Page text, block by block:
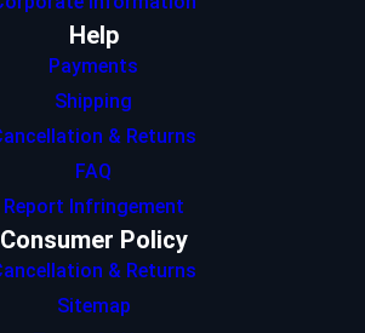
Help
Payments
Shipping
& Returns
FAQ
Report Infringement
Consumer Policy
& Returns
Sitemap